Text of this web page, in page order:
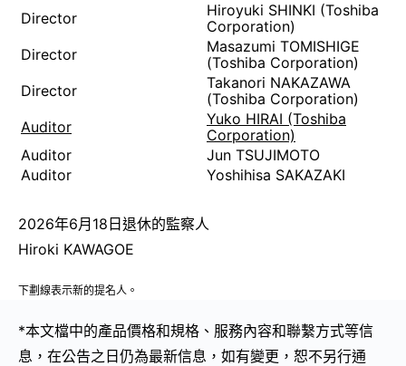
Director
Hiroyuki SHINKI (Toshiba
Corporation)
Director
Masazumi TOMISHIGE
(Toshiba Corporation)
Director
Takanori NAKAZAWA
(Toshiba Corporation)
Auditor
Yuko HIRAI (Toshiba
Corporation)
Auditor
Jun TSUJIMOTO
Auditor
Yoshihisa SAKAZAKI
2026年6月18日退休的監察人
Hiroki KAWAGOE
下劃線表示新的提名人。
*本文檔中的產品價格和規格、服務內容和聯繫方式等信
息，在公告之日仍為最新信息，如有變更，恕不另行通